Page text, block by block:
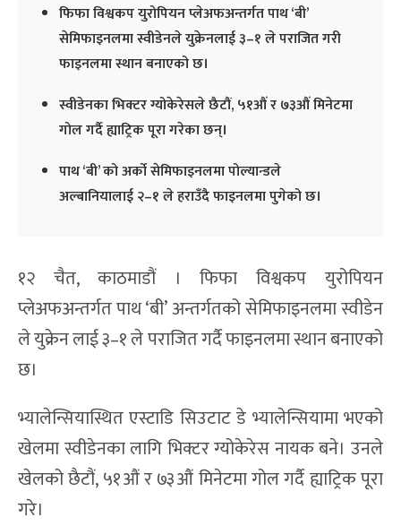
फिफा विश्वकप युरोपियन प्लेअफअन्तर्गत पाथ ‘बी’
सेमिफाइनलमा स्वीडेनले युक्रेनलाई ३–१ ले पराजित गरी
फाइनलमा स्थान बनाएको छ।
स्वीडेनका भिक्टर ग्योकेरेसले छैटौं, ५१औं र ७३औं मिनेटमा
गोल गर्दै ह्याट्रिक पूरा गरेका छन्।
पाथ ‘बी’ को अर्को सेमिफाइनलमा पोल्यान्डले
अल्बानियालाई २–१ ले हराउँदै फाइनलमा पुगेको छ।
१२ चैत, काठमाडौं । फिफा विश्वकप युरोपियन
प्लेअफअन्तर्गत पाथ ‘बी’ अन्तर्गतको सेमिफाइनलमा स्वीडेन
ले युक्रेन लाई ३–१ ले पराजित गर्दै फाइनलमा स्थान बनाएको
छ।
भ्यालेन्सियास्थित एस्टाडि सिउटाट डे भ्यालेन्सियामा भएको
खेलमा स्वीडेनका लागि भिक्टर ग्योकेरेस नायक बने। उनले
खेलको छैटौं, ५१औं र ७३औं मिनेटमा गोल गर्दै ह्याट्रिक पूरा
गरे।